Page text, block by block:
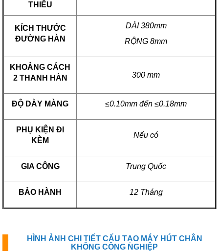
THIỂU
KÍCH THƯỚC
ĐƯỜNG HÀN
DÀI 380mm
RỘNG 8mm
KHOẢNG CÁCH
2 THANH HÀN
300 mm
ĐỘ DÀY MÀNG ≤0.10mm đến ≤0.18mm
PHỤ KIỆN ĐI
KÈM
Nếu có
GIA CÔNG Trung Quốc
BẢO HÀNH 12 Tháng
HÌNH ẢNH CHI TIẾT CẤU TẠO MÁY HÚT CHÂN
KHÔNG CÔNG NGHIỆP